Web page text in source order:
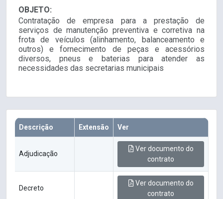
OBJETO:
Contratação de empresa para a prestação de
serviços de manutenção preventiva e corretiva na
frota de veículos (alinhamento, balanceamento e
outros) e fornecimento de peças e acessórios
diversos, pneus e baterias para atender as
necessidades das secretarias municipais
Descrição Extensão Ver
Adjudicação
Ver documento do
contrato
Decreto
Ver documento do
contrato